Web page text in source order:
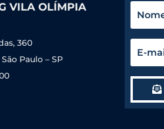
VILA OLÍMPIA
360
Paulo – SP